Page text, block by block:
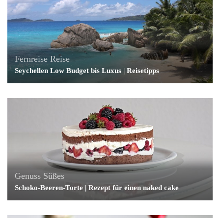
Fernreise Reise
Seychellen Low Budget bis Luxus | Reisetipps
Genuss Süßes
Schoko-Beeren-Torte | Rezept für einen naked cake